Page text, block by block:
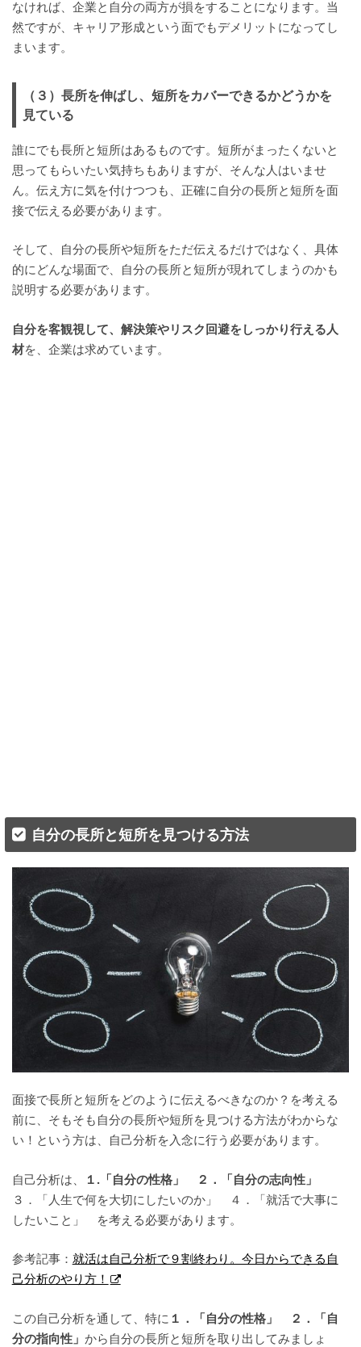
なければ、企業と自分の両方が損をすることになります。当
然ですが、キャリア形成という面でもデメリットになってし
まいます。
（３）長所を伸ばし、短所をカバーできるかどうかを
見ている
誰にでも長所と短所はあるものです。短所がまったくないと
思ってもらいたい気持ちもありますが、そんな人はいませ
ん。伝え方に気を付けつつも、正確に自分の長所と短所を面
接で伝える必要があります。
そして、自分の長所や短所をただ伝えるだけではなく、具体
的にどんな場面で、自分の長所と短所が現れてしまうのかも
説明する必要があります。
自分を客観視して、解決策やリスク回避をしっかり行える人
材を、企業は求めています。
自分の長所と短所を見つける方法
面接で長所と短所をどのように伝えるべきなのか？を考える
前に、そもそも自分の長所や短所を見つける方法がわからな
い！という方は、自己分析を入念に行う必要があります。
自己分析は、
１.「自分の性格」 ２．「自分の志向性」
３．「人生で何を大切にしたいのか」 ４．「就活で大事に
したいこと」 を考える必要があります。
参考記事： 就活は自己分析で９割終わり。今日からできる自
己分析のやり方！
この自己分析を通して、特に １．「自分の性格」 ２．「自
分の指向性」 から自分の長所と短所を取り出してみましょ